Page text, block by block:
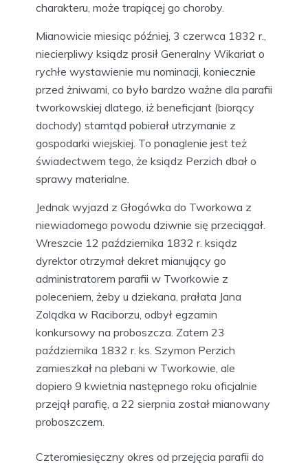
charakteru, może trapiącej go choroby.
Mianowicie miesiąc później, 3 czerwca 1832 r.,
niecierpliwy ksiądz prosił Generalny Wikariat o
rychłe wystawienie mu nominacji, koniecznie
przed żniwami, co było bardzo ważne dla parafii
tworkowskiej dlatego, iż beneficjant (biorący
dochody) stamtąd pobierał utrzymanie z
gospodarki wiejskiej. To ponaglenie jest też
świadectwem tego, że ksiądz Perzich dbał o
sprawy materialne.
Jednak wyjazd z Głogówka do Tworkowa z
niewiadomego powodu dziwnie się przeciągał.
Wreszcie 12 października 1832 r. ksiądz
dyrektor otrzymał dekret mianujący go
administratorem parafii w Tworkowie z
poleceniem, żeby u dziekana, prałata Jana
Zolądka w Raciborzu, odbył egzamin
konkursowy na proboszcza. Zatem 23
października 1832 r. ks. Szymon Perzich
zamieszkał na plebani w Tworkowie, ale
dopiero 9 kwietnia następnego roku oficjalnie
przejął parafię, a 22 sierpnia został mianowany
proboszczem.
Czteromiesięczny okres od przejęcia parafii do